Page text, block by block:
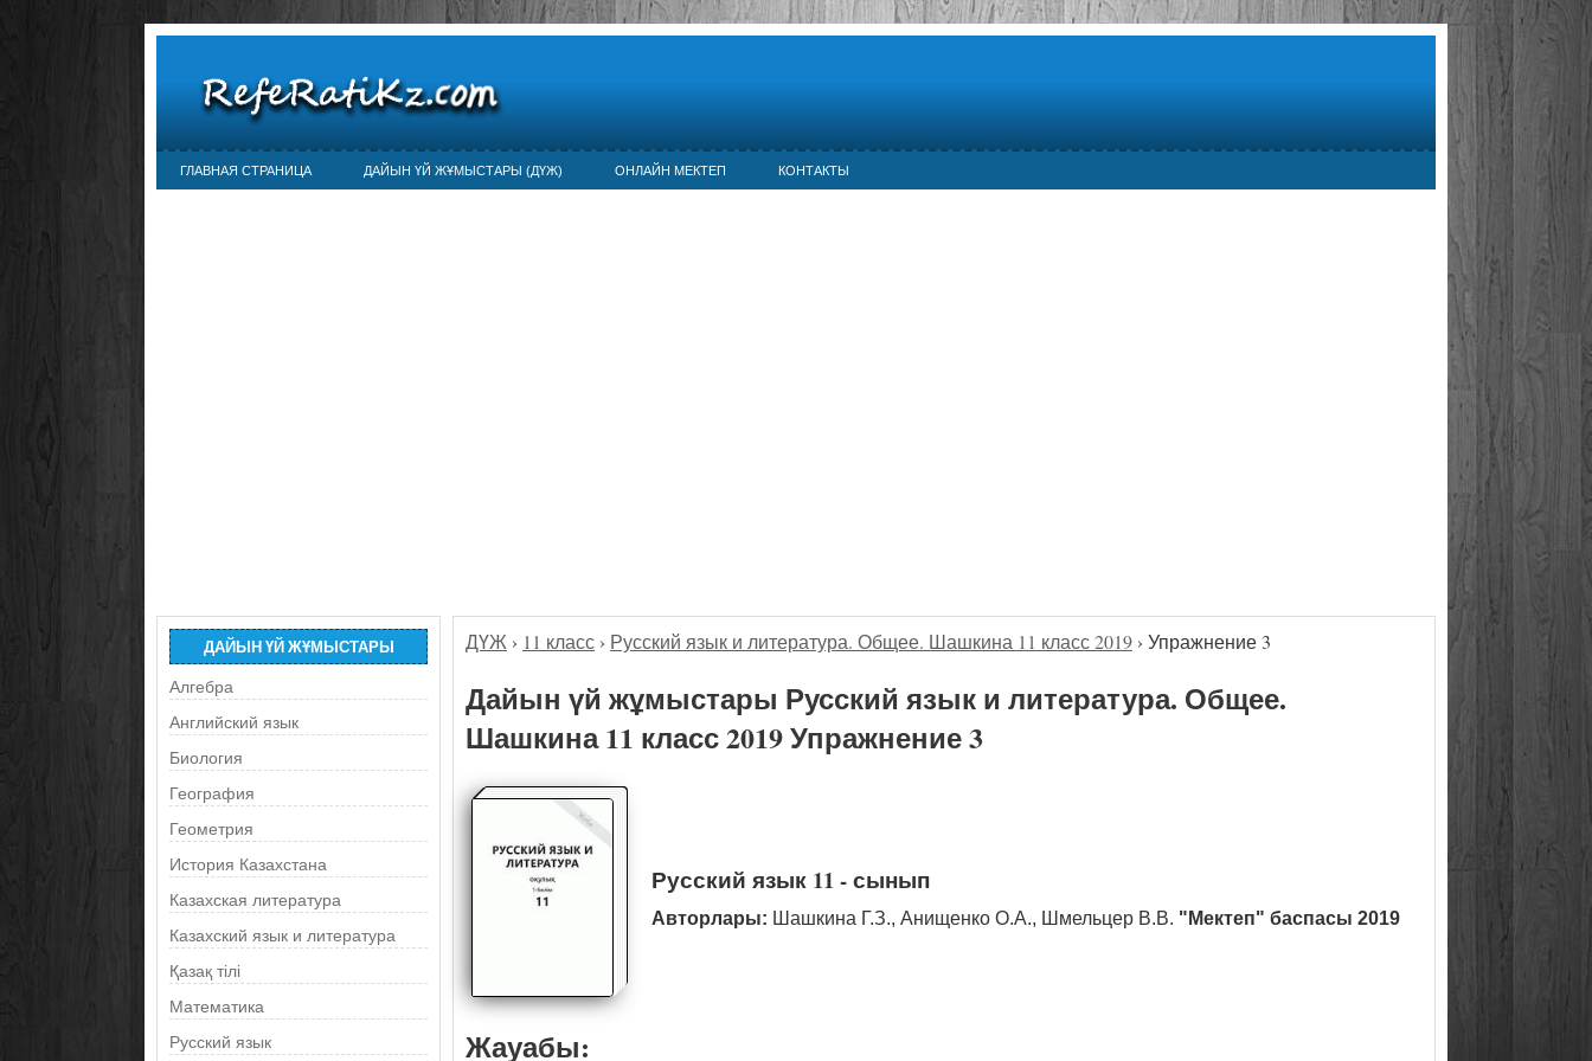
ГЛАВНАЯ СТРАНИЦА ДАЙЫН ҮЙ ЖҰМЫСТАРЫ (ДҮЖ) ОНЛАЙН МЕКТЕП КОНТАКТЫ
ДАЙЫН ҮЙ ЖҰМЫСТАРЫ
Алгебра
Английский язык
Биология
География
Геометрия
История Казахстана
Казахская литература
Казахский язык и литература
Қазақ тілі
Математика
Русский язык
ДҮЖ › 11 класс › Русский язык и литература. Общее. Шашкина 11 класс 2019 › Упражнение 3
Дайын үй жұмыстары Русский язык и литература. Общее.
Шашкина 11 класс 2019 Упражнение 3
Русский язык 11 - сынып
Авторлары: Шашкина Г.З., Анищенко О.А., Шмельцер В.В. "Мектеп" баспасы 2019
Жауабы: